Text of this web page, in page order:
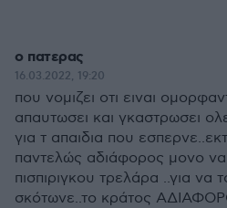
ο πατερας
16.03.2022, 19:20
που νομιζει οτι ειναι
απαυτωσει και γκαστρωσει
για τ απαιδια που
παντελώς αδιάφορος μονο να
πισπιριγκου τρελάρα ..για να
σκότωνε..το κράτος